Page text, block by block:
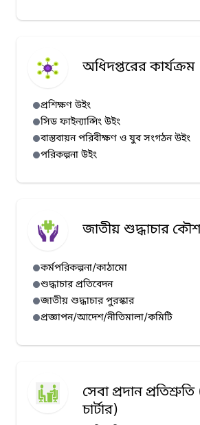
অধিদপ্তরের কার্যক্রম
প্রশিক্ষণ উইং
সিড ফাইন্যান্সিং উইং
বাস্তবায়ন পরিবীক্ষণ ও যুব সংগঠন উইং
পরিকল্পনা উইং
জাতীয় শুদ্ধাচার
কর্মপরিকল্পনা/কাঠামো
শুদ্ধাচার প্রতিবেদন
জাতীয় শুদ্ধাচার পুরস্কার
প্রজ্ঞাপন/আদেশ/নীতিমালা/কমিটি
সেবা প্রদান
চার্টার)